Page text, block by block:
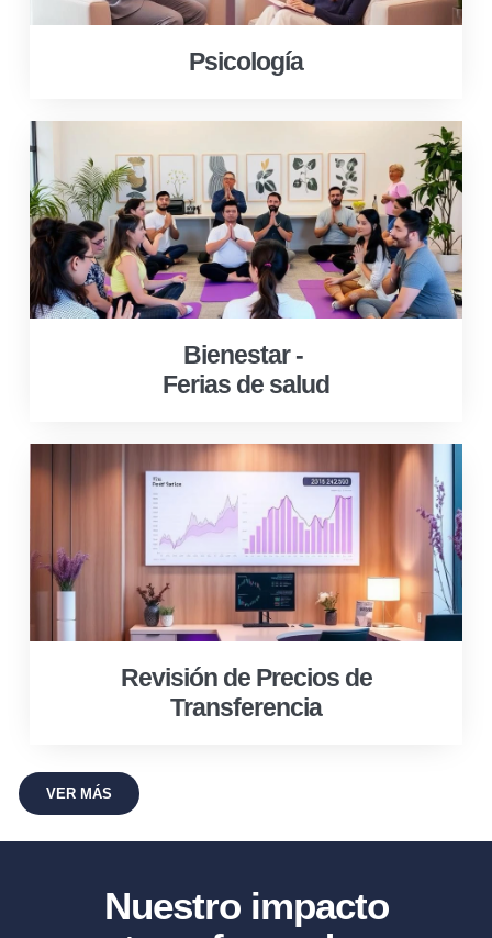
Psicología
Bienestar -
Ferias de salud
Revisión de Precios de
Transferencia
VER MÁS
Nuestro impacto